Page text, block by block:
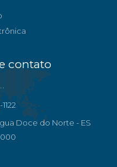
contato
Doce do Norte - ES